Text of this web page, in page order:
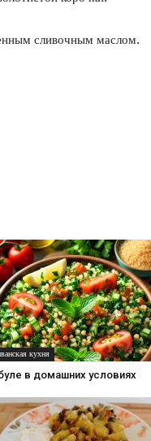
сливочным маслом.
кухня
в домашних условиях